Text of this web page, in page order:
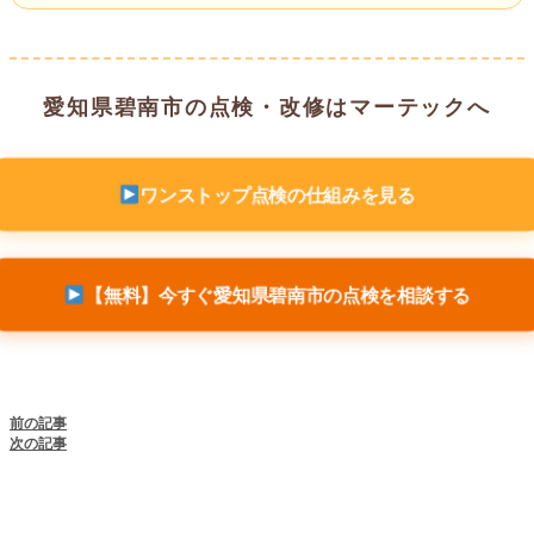
愛知県碧南市の点検・改修はマーテックへ
ワンストップ点検の仕組みを見る
【無料】今すぐ愛知県碧南市の点検を相談する
前の記事
次の記事